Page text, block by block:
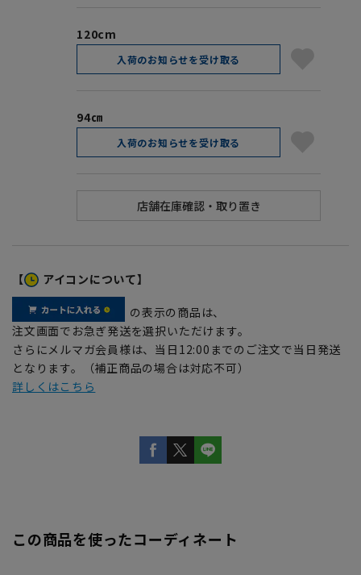
120cm
入荷のお知らせを受け取る
94㎝
入荷のお知らせを受け取る
【 アイコンについて】
の表示の商品は、
注文画面でお急ぎ発送を選択いただけます。
さらにメルマガ会員様は、当日12:00までのご注文で当日発送
となります。（補正商品の場合は対応不可）
詳しくはこちら
この商品を使ったコーディネート